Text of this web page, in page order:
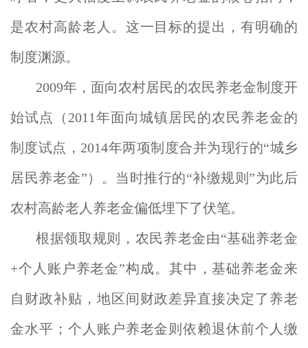
是农村高龄老人。这一目标的提出，有明确的
制度渊源。
2009年，面向农村居民的农民养老金制度开
始试点（2011年面向城镇居民的农民养老金的
制度试点，2014年两项制度合并为现行的“城乡
居民养老金”）。当时推行的“补缴规则”为此后
农村高龄老人养老金偏低埋下了伏笔。
根据领取规则，农民养老金由“基础养老金
+个人账户养老金”构成。其中，基础养老金来
自财政补贴，地区间财政差异直接决定了养老
金水平；个人账户养老金则依赖退休前个人缴